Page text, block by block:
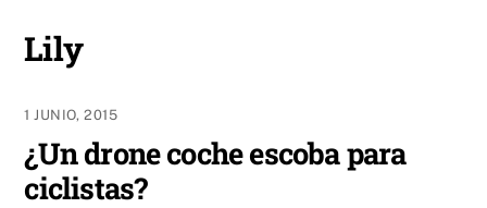
Lily
1 JUNIO, 2015
¿Un drone coche escoba para
ciclistas?